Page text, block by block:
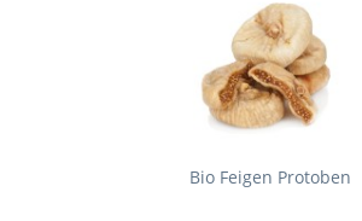
Bio Feigen Protoben